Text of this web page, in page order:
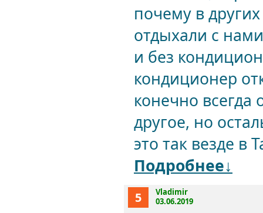
почему в
отдыхали с
и без
кондиционер
конечно всегда
другое, но
это так везде в
Подробнее↓
5
Vladimir
03.06.2019